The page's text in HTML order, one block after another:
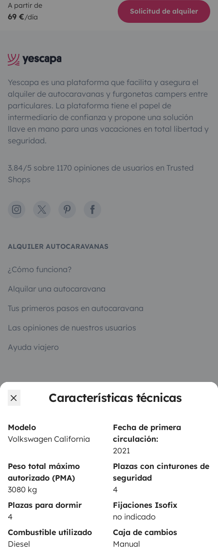
Características técnicas
Modelo
Volkswagen California
Fecha de primera
circulación:
2021
Peso total máximo
autorizado (PMA)
3080 kg
Plazas con cinturones de
seguridad
4
Plazas para dormir
4
Fijaciones Isofix
no indicado
Combustible utilizado
Diesel
Caja de cambios
Manual
A partir de
69 €/día
Solicitud de alquiler
Yescapa es una plataforma que facilita y asegura el
alquiler de autocaravanas y furgonetas campers entre
particulares. La plataforma tiene el papel de
intermediario de confianza y propone una solución
llave en mano para unas vacaciones en total libertad y
seguridad.
3.84/5 sobre 1170 opiniones de usuarios en Trusted
Shops
Instagram
X PinterestFacebook
ALQUILER AUTOCARAVANAS
¿Cómo funciona?
Alquilar una autocaravana
Tus primeros pasos en autocaravana
Las opiniones de nuestros usuarios
Ayuda viajero
PROPIETARIOS
Contrato de alquiler
Seguros de alquiler
Asistencias de alquiler
Ayuda propietario
Medios de pago seguros Pago en varios plazos